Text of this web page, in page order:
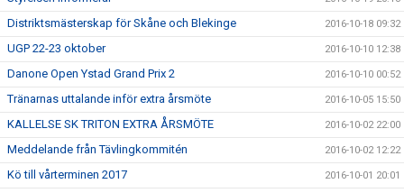
Distriktsmästerskap för Skåne och Blekinge 2016-10-18 09:32
UGP 22-23 oktober 2016-10-10 12:38
Danone Open Ystad Grand Prix 2 2016-10-10 00:52
Tränarnas uttalande inför extra årsmöte 2016-10-05 15:50
KALLELSE SK TRITON EXTRA ÅRSMÖTE 2016-10-02 22:00
Meddelande från Tävlingkommitén 2016-10-02 12:22
Kö till vårterminen 2017 2016-10-01 20:01